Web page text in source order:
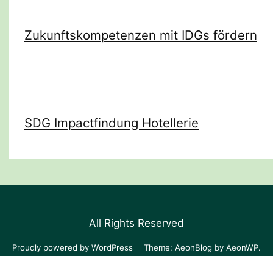
Zukunftskompetenzen mit IDGs fördern
SDG Impactfindung Hotellerie
All Rights Reserved
Proudly powered by WordPress Theme: AeonBlog by AeonWP.